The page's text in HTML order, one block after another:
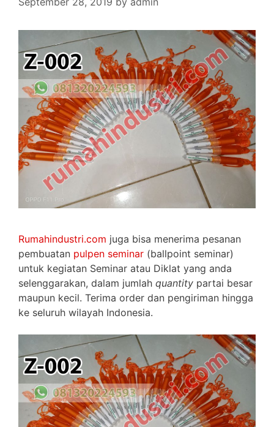
Rumahindustri.com juga bisa menerima pesanan
pembuatan pulpen seminar (ballpoint seminar)
untuk kegiatan Seminar atau Diklat yang anda
selenggarakan, dalam jumlah quantity partai besar
maupun kecil. Terima order dan pengiriman hingga
ke seluruh wilayah Indonesia.